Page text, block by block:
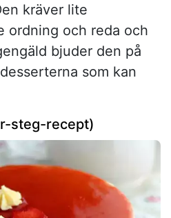
kräver lite
ordning och reda och
bjuder den på
som kan
steg-recept)